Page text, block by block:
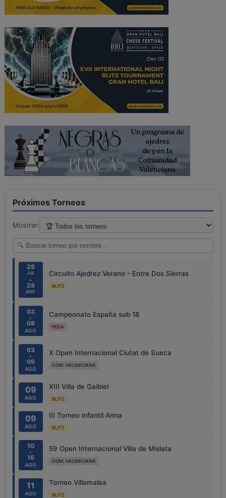
Próximos Torneos
Mostrar:
28
JUL
↓
28
AGO
Circuito Ajedrez Verano - Entre Dos Sierras
BLITZ
03
↓
08
AGO
Campeonato España sub 18
FEDA
03
↓
09
AGO
X Open Internacional Ciutat de Sueca
COM. VALENCIANA
09
AGO
XIII Villa de Gaibiel
BLITZ
09
AGO
III Torneo infantil Anna
BLITZ
10
↓
16
AGO
59 Open Internacional Villa de Mislata
COM. VALENCIANA
11
AGO
Torneo Villamalea
BLITZ